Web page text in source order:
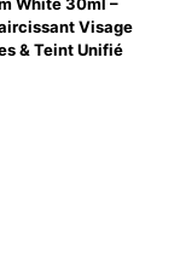
browser for the
Visage
& Teint Unifié